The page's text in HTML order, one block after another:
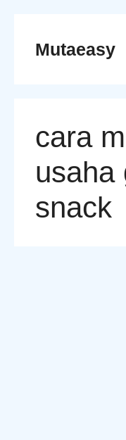
contentMutaeasy
cara
usaha
snack